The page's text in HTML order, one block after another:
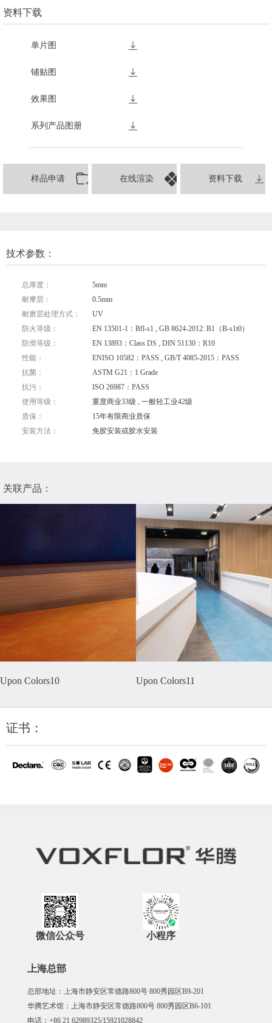
资料下载
单片图
铺贴图
效果图
系列产品图册
样品申请 在线渲染 资料下载
技术参数：
总厚度：
5mm
耐摩层：
0.5mm
耐磨层处理方式：
UV
防火等级：
EN 13501-1：Bfl-s1 , GB 8624-2012: B1（B-s1t0）
防滑等级：
EN 13893：Class DS , DIN 51130：R10
性能：
ENISO 10582：PASS , GB/T 4085-2015：PASS
抗菌：
ASTM G21：1 Grade
抗污：
ISO 26987：PASS
使用等级：
重度商业33级 , 一般轻工业42级
质保：
15年有限商业质保
安装方法：
免胶安装或胶水安装
关联产品：
Upon Colors10 Upon Colors11
证书：
微信公众号 小程序
上海总部
总部地址：上海市静安区常德路800号 800秀园区B9-201
华腾艺术馆：上海市静安区常德路800号 800秀园区B6-101
电话：+86 21 62989325/15921028842